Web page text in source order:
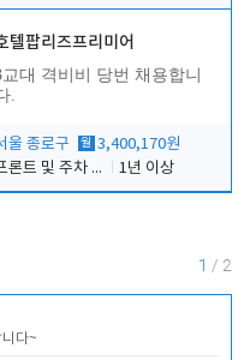
텔팝리즈프리미어
교대 격비비 당번 채용합니
.
울 종로구 월 3,400,170원
프론트 및 주차 객실관리
1년 이상
1 / 2
다~